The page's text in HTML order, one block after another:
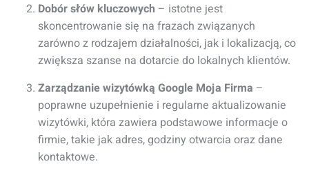
Dobór słów kluczowych – istotne jest
skoncentrowanie się na frazach związanych
zarówno z rodzajem działalności, jak i lokalizacją, co
zwiększa szanse na dotarcie do lokalnych klientów.
Zarządzanie wizytówką Google Moja Firma –
poprawne uzupełnienie i regularne aktualizowanie
wizytówki, która zawiera podstawowe informacje o
firmie, takie jak adres, godziny otwarcia oraz dane
kontaktowe.